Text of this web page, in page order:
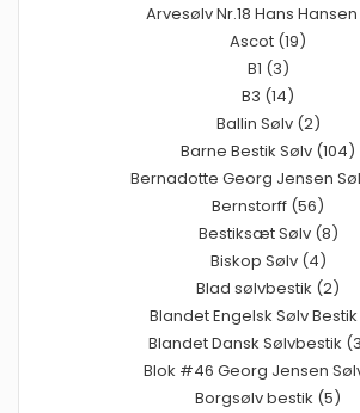
Arvesølv Nr.18 Hans Hansen
Ascot (19)
B1 (3)
B3 (14)
Ballin Sølv (2)
Barne Bestik Sølv (104)
Bernadotte Georg Jensen
Bernstorff (56)
Bestiksæt Sølv (8)
Biskop Sølv (4)
Blad sølvbestik (2)
Blandet Engelsk Sølv
Blandet Dansk Sølvbestik
Blok #46 Georg Jensen
Borgsølv bestik (5)